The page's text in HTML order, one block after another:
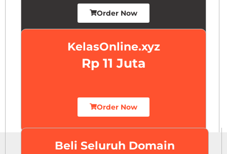
Order Now
KelasOnline.xyz
Rp 11 Juta
Order Now
Beli Seluruh Domain